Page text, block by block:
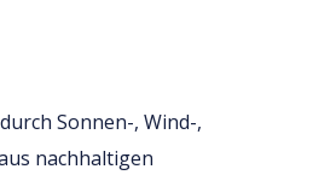
Sonnen-, Wind-,
nachhaltigen